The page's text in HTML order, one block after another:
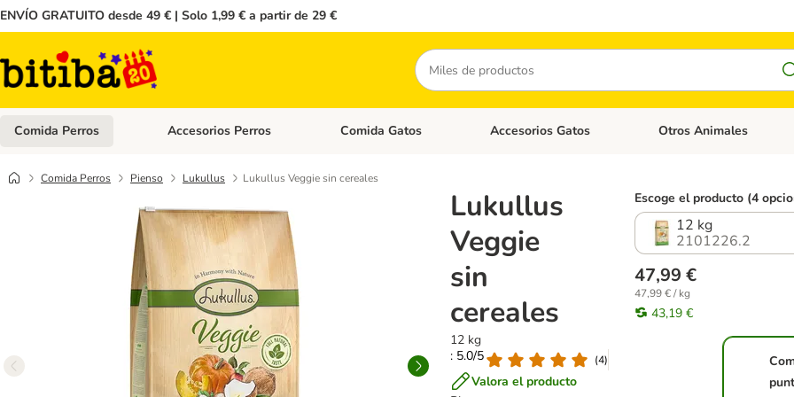
ENVÍO GRATUITO desde 49 € | Solo 1,99 € a partir de 29 €
Buscar
Comida Perros Menú de categoria abierto: Comida Perros
Accesorios Perros Menú de categoria abierto: Accesorios Perros
Comida Gatos Menú de categoria abierto: Comida Gatos
Accesorios Gatos Menú de categoria abierto:
Otros Animales
Comida Perros Pienso Lukullus Lukullus Veggie sin cereales
Lukullus
Veggie
sin
cereales
12 kg
: 5.0/5
(4)
Valora el producto
Escoge el producto (4
12 kg
2101226.2
47,99 €
47,99 € / kg
43,19 €